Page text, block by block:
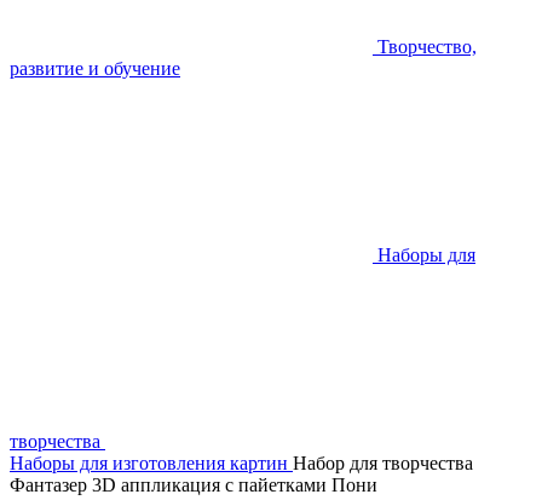
Творчество,
развитие и обучение
Наборы для
творчества
Наборы для изготовления картин Набор для творчества
Фантазер 3D аппликация с пайетками Пони